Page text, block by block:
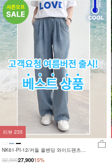
NK61-PI-12/커들 올밴딩 와이드팬츠
_YN
15%
32,90027,900
리뷰 235